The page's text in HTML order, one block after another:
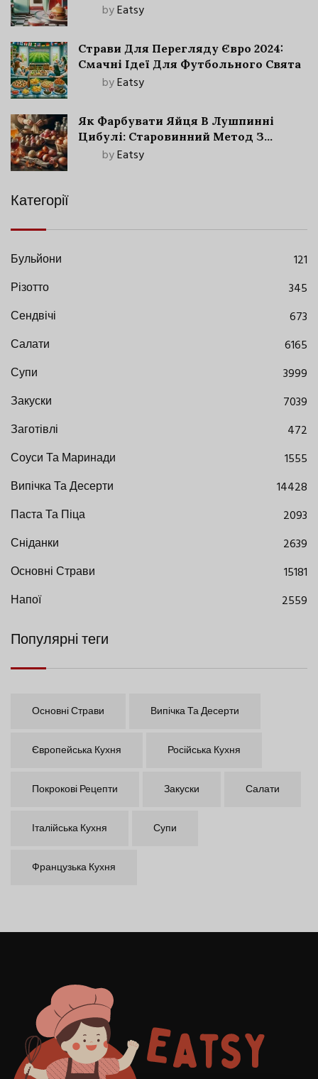
byEatsy
Страви Для Перегляду Євро 2024:
Смачні Ідеї Для Футбольного Свята
byEatsy
Як Фарбувати Яйця В Лушпинні
Цибулі: Старовинний Метод З
Сучасними Нюансами
byEatsy
Категорії
Бульйони
121
Різотто
345
Сендвічі
673
Салати
6165
Супи
3999
Закуски
7039
Заготівлі
472
Соуси Та Маринади
1555
Випічка Та Десерти
14428
Паста Та Піца
2093
Сніданки
2639
Основні Страви
15181
Напої
2559
Популярні теги
Основні Страви Випічка Та Десерти
Європейська Кухня Російська Кухня
Покрокові Рецепти Закуски Салати
Італійська Кухня Супи
Французька Кухня